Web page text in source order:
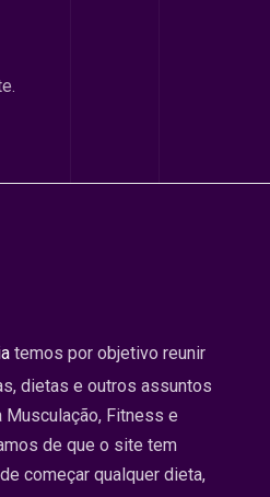
temos por objetivo reunir
dietas e outros assuntos
Musculação, Fitness e
de que o site tem
começar qualquer dieta,